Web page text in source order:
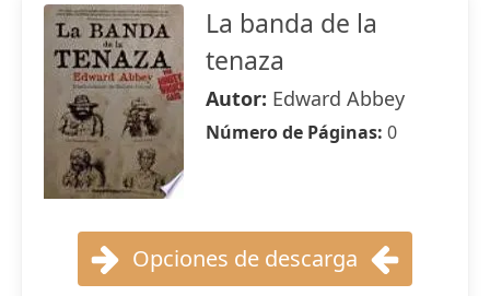
La banda de la
tenaza
Autor: Edward Abbey
Número de Páginas: 0
Opciones de descarga